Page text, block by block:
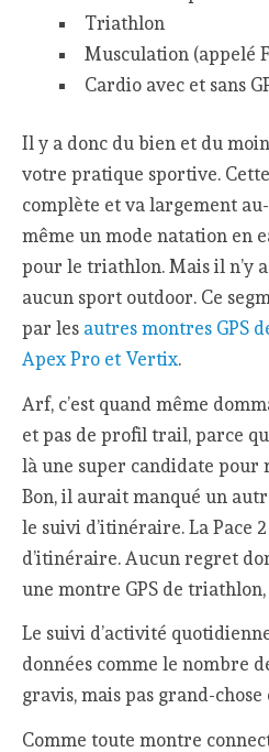
Triathlon
Musculation (appelé
Cardio avec et sans
Il y a donc du bien et du
votre pratique sportive.
complète et va largement
même un mode natation en
pour le triathlon. Mais il n’y
aucun sport outdoor. Ce
par les autres montres GPS
Apex Pro et Vertix.
Arf, c’est quand même
et pas de profil trail, parce
là une super candidate pour
Bon, il aurait manqué un
le suivi d’itinéraire. La Pace
d’itinéraire. Aucun regret
une montre GPS de
Le suivi d’activité
données comme le nombre
gravis, mais pas grand-chose
Comme toute montre